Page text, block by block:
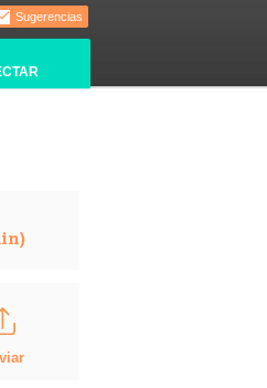
Sugerencias